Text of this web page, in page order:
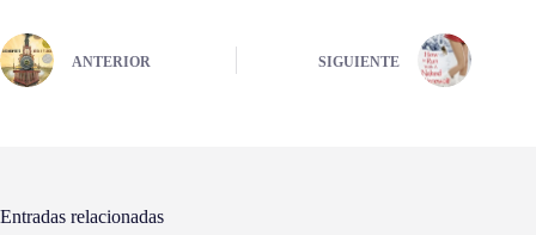
ANTERIOR SIGUIENTE
Entradas relacionadas